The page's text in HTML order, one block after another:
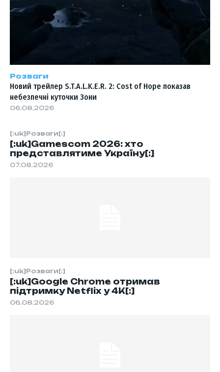
[:uk]Розваги[:]
[:uk]Gamescom 2026: хто
представлятиме Україну[:]
07.08.2026
[:uk]Розваги[:]
[:uk]Google Chrome отримав
підтримку Netflix у 4K[:]
06.08.2026
Розваги
Новий трейлер S.T.A.L.K.E.R. 2: Cost of Hope показав
небезпечні куточки Зони
06.08.2026